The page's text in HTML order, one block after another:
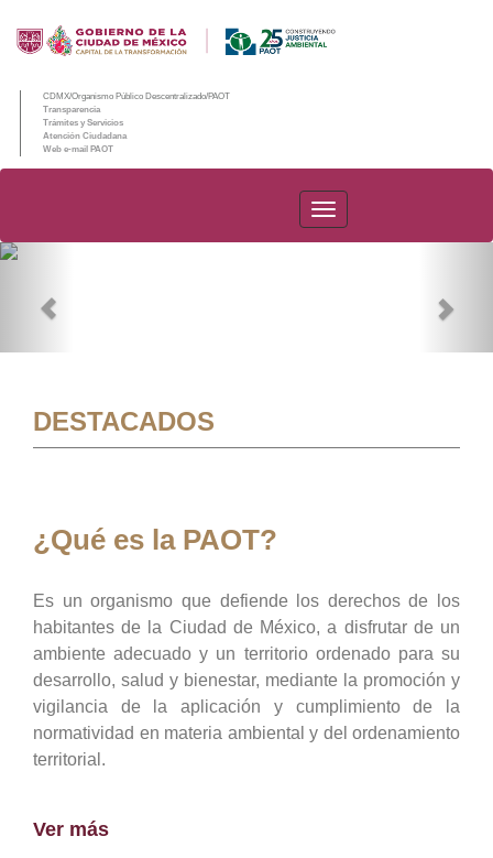
CDMX/Organismo Público Descentralizado/PAOT
Transparencia
Trámites y Servicios
Atención Ciudadana
Web e-mail PAOT
PAOT
DESTACADOS
¿Qué es la PAOT?
Es un organismo que defiende los derechos de los
habitantes de la Ciudad de México, a disfrutar de un
ambiente adecuado y un territorio ordenado para su
desarrollo, salud y bienestar, mediante la promoción y
vigilancia de la aplicación y cumplimiento de la
normatividad en materia ambiental y del ordenamiento
territorial.
Ver más